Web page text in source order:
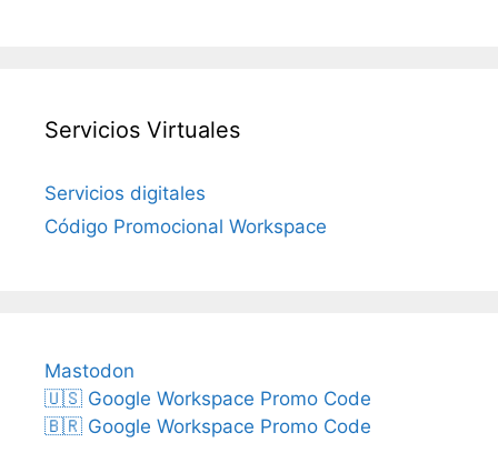
Servicios Virtuales
Servicios digitales
Código Promocional Workspace
Mastodon
🇺🇸 Google Workspace Promo Code
🇧🇷 Google Workspace Promo Code